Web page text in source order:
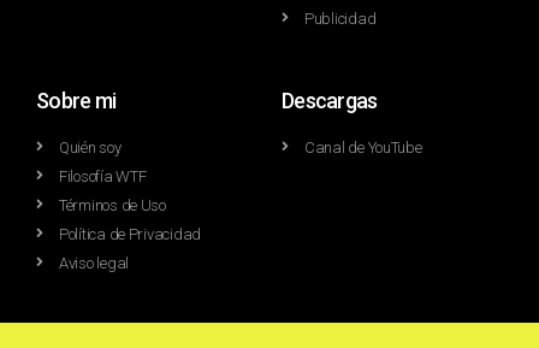
Publicidad
Sobre mi
Quién soy
Filosofía WTF
Términos de Uso
Política de Privacidad
Aviso legal
Descargas
Canal de YouTube